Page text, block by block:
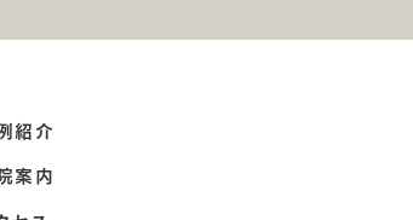
紹介
案内